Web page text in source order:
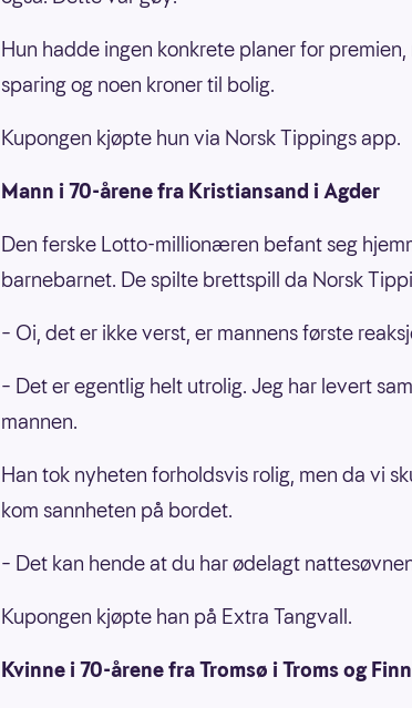
Hun hadde ingen konkrete planer for
sparing og noen kroner til bolig.
Kupongen kjøpte hun via Norsk Tippings app.
Mann i 70-årene fra Kristiansand i Agder
Den ferske Lotto-millionæren befant seg
barnebarnet. De spilte brettspill da Norsk
– Oi, det er ikke verst, er mannens første
– Det er egentlig helt utrolig. Jeg har levert
mannen.
Han tok nyheten forholdsvis rolig, men da vi
kom sannheten på bordet.
– Det kan hende at du har ødelagt
Kupongen kjøpte han på Extra Tangvall.
Kvinne i 70-årene fra Tromsø i Troms og